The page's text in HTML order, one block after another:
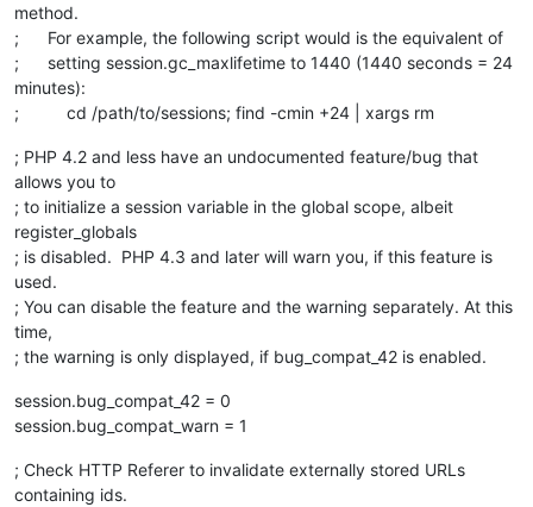
method.
; For example, the following script would is the equivalent of
; setting session.gc_maxlifetime to 1440 (1440 seconds = 24
minutes):
; cd /path/to/sessions; find -cmin +24 | xargs rm
; PHP 4.2 and less have an undocumented feature/bug that
allows you to
; to initialize a session variable in the global scope, albeit
register_globals
; is disabled. PHP 4.3 and later will warn you, if this feature is
used.
; You can disable the feature and the warning separately. At this
time,
; the warning is only displayed, if bug_compat_42 is enabled.
session.bug_compat_42 = 0
session.bug_compat_warn = 1
; Check HTTP Referer to invalidate externally stored URLs
containing ids.